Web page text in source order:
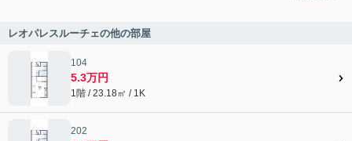
レオパレスルーチェの他の部屋
104
5.3万円
1階 / 23.18㎡ / 1K
202